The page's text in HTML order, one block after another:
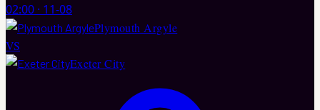
02:00 · 11-08
Plymouth Argyle
VS
Exeter City